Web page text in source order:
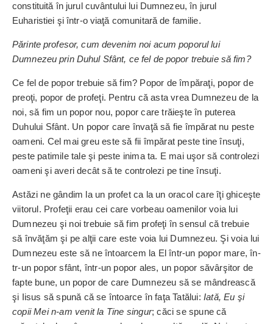
constituită în jurul cuvântului lui Dumnezeu, în jurul
Euharistiei şi într-o viaţă comunitară de familie.
Părinte profesor, cum devenim noi acum poporul lui
Dumnezeu prin Duhul Sfânt, ce fel de popor trebuie să fim?
Ce fel de popor trebuie să fim? Popor de împăraţi, popor de
preoţi, popor de profeţi. Pentru că asta vrea Dumnezeu de la
noi, să fim un popor nou, popor care trăieşte în puterea
Duhului Sfânt. Un popor care învaţă să fie împărat nu peste
oameni. Cel mai greu este să fii împărat peste tine însuţi,
peste patimile tale şi peste inima ta. E mai uşor să controlezi
oameni şi averi decât să te controlezi pe tine însuţi.
Astăzi ne gândim la un profet ca la un oracol care îţi ghi­ceşte
viitorul. Profeţii erau cei care vorbeau oamenilor voia lui
Dumnezeu şi noi trebuie să fim profeţi în sensul că trebuie
să învăţăm şi pe alţii care este voia lui Dumnezeu. Şi voia lui
Dumnezeu este să ne întoarcem la El în­tr-un popor mare, în­
tr-un popor sfânt, într-un popor ales, un popor săvârşitor de
fapte bune, un popor de care Dumnezeu să se mân­drească
şi Iisus să spună că se întoarce în faţa Tatălui:Iată, Eu şi
copii Mei­ n-am venit la Tine singur; căci se spune că